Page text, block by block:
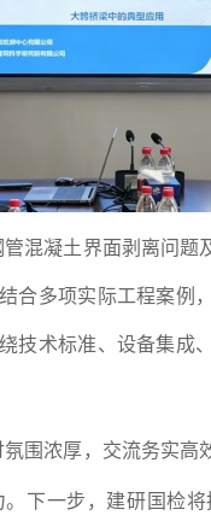
混凝土界面剥离问
合多项实际工程案例
技术标准、设备集成
围浓厚，交流务实高
。下一步，建研国检